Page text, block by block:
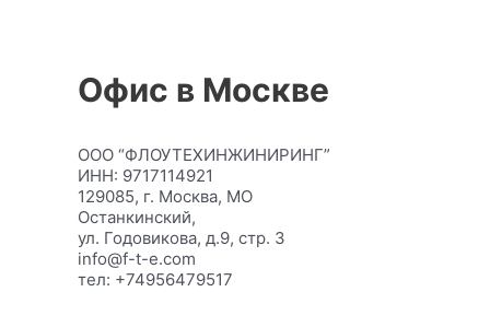
Офис в Москве
ООО “ФЛОУТЕХИНЖИНИРИНГ”
ИНН: 9717114921
129085, г. Москва, МО
Останкинский,
ул. Годовикова, д.9, стр. 3
info@f-t-e.com
тел: +74956479517